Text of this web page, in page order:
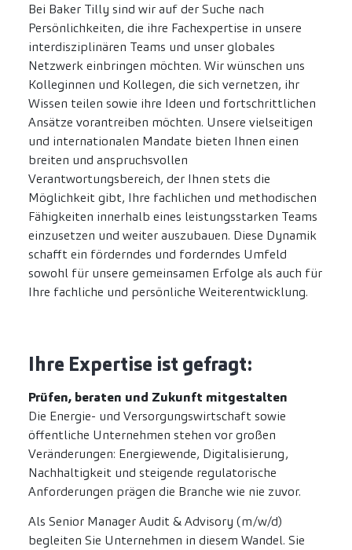
Bei Baker Tilly sind wir auf der Suche nach
Persönlichkeiten, die ihre Fachexpertise in unsere
interdisziplinären Teams und unser globales
Netzwerk einbringen möchten. Wir wünschen uns
Kolleginnen und Kollegen, die sich vernetzen, ihr
Wissen teilen sowie ihre Ideen und fortschrittlichen
Ansätze vorantreiben möchten. Unsere vielseitigen
und internationalen Mandate bieten Ihnen einen
breiten und anspruchsvollen
Verantwortungsbereich, der Ihnen stets die
Möglichkeit gibt, Ihre fachlichen und methodischen
Fähigkeiten innerhalb eines leistungsstarken Teams
einzusetzen und weiter auszubauen. Diese Dynamik
schafft ein förderndes und forderndes Umfeld
sowohl für unsere gemeinsamen Erfolge als auch für
Ihre fachliche und persönliche Weiterentwicklung.
Ihre Expertise ist gefragt:
Prüfen, beraten und Zukunft mitgestalten
Die Energie- und Versorgungswirtschaft sowie
öffentliche Unternehmen stehen vor großen
Veränderungen: Energiewende, Digitalisierung,
Nachhaltigkeit und steigende regulatorische
Anforderungen prägen die Branche wie nie zuvor.
Als Senior Manager Audit & Advisory (m/w/d)
begleiten Sie Unternehmen in diesem Wandel. Sie